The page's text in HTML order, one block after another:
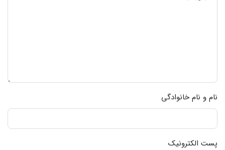
نام و نام خانوادگی
پست الکترونیک